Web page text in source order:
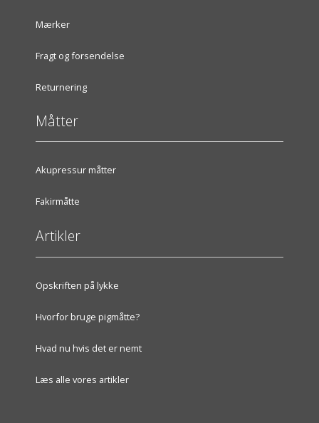
Mærker
Fragt og forsendelse
Returnering
Måtter
Akupressur måtter
Fakirmåtte
Artikler
Opskriften på lykke
Hvorfor bruge pigmåtte?
Hvad nu hvis det er nemt
Læs alle vores artikler